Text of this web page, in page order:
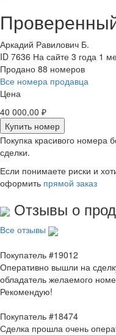
Аркадий Равилович Б.
ID 7636 На сайте 3 года 1
Продано 88 номеров
Все номера продавца
Цена
40 000,00 ₽
Купить номер
Покупка красивого номера
сделки.
Если понимаете риски и
оформить прямой заказ
Отзывы о
Все отзывы
Покупатель #19012
Оперативно вышли на
обладатель желаемого
Рекомендую!
Покупатель #18474
Сделка прошла очень